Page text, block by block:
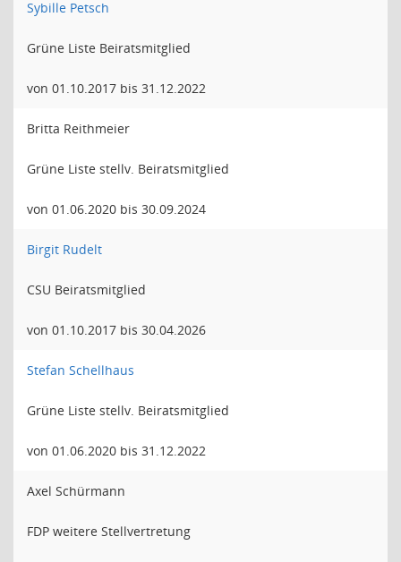
Sybille Petsch
Grüne Liste Beiratsmitglied
von 01.10.2017 bis 31.12.2022
Britta Reithmeier
Grüne Liste stellv. Beiratsmitglied
von 01.06.2020 bis 30.09.2024
Birgit Rudelt
CSU Beiratsmitglied
von 01.10.2017 bis 30.04.2026
Stefan Schellhaus
Grüne Liste stellv. Beiratsmitglied
von 01.06.2020 bis 31.12.2022
Axel Schürmann
FDP weitere Stellvertretung